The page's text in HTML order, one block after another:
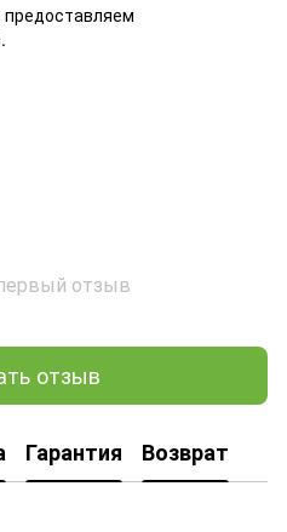
отзыв
отзыв
Гарантия
Возврат